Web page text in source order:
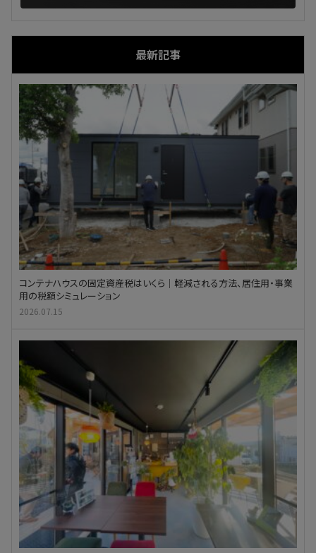
最新記事
コンテナハウスの固定資産税はいくら｜軽減される方法、居住用・事業
用の税額シミュレーション
2026.07.15